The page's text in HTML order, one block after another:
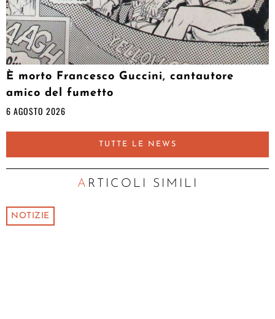
È morto Francesco Guccini, cantautore
amico del fumetto
6 AGOSTO 2026
TUTTE LE NEWS
ARTICOLI SIMILI
NOTIZIE